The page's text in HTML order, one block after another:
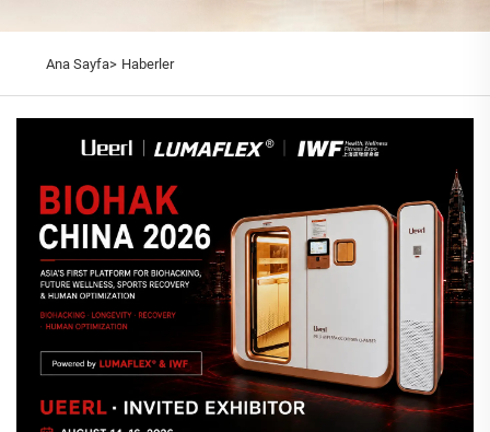
Ana Sayfa> Haberler